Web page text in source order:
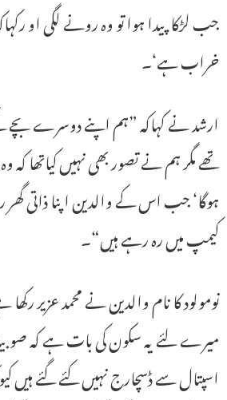
جب لڑکا پیدا ہوا تو وہ رونے لگی او
خراب ہے‘۔
ارشد نے کہاکہ ”ہم اپنے دوسرے بچے
تھے مگر ہم نے تصور بھی نہیں کیاتھا کہ
ہوگا‘ جب اس کے والدین اپنا ذاتی
کیمپ میں رہ رہے ہیں“۔
نومولود کا نام والدین نے محمد عزیر
میرے لئے یہ سکون کی بات ہے کہ
اسپتال سے ڈسچارج نہیں کئے گئے ہیں